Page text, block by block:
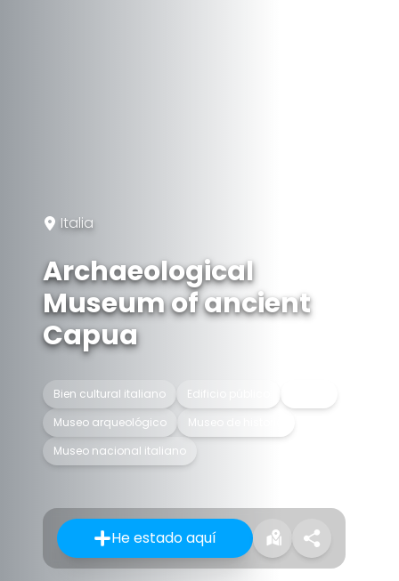
Italia
Archaeological
Museum of ancient
Capua
Bien cultural italiano Edificio público
Museo arqueológico
Museo de historia
Museo nacional italiano
He estado aquí